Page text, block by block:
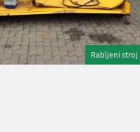
Rabljeni stroj